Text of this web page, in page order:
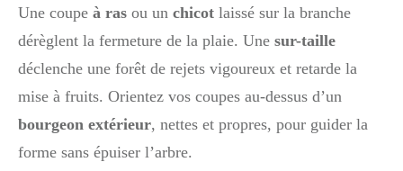
Une coupe à ras ou un chicot laissé sur la branche
dérèglent la fermeture de la plaie. Une sur-taille
déclenche une forêt de rejets vigoureux et retarde la
mise à fruits. Orientez vos coupes au-dessus d’un
bourgeon extérieur, nettes et propres, pour guider la
forme sans épuiser l’arbre.